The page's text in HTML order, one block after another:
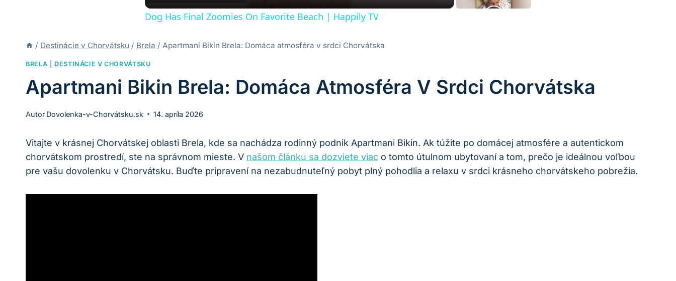
Dog Has Final Zoomies On Favorite Beach | Happily TV
/ Destinácie v Chorvátsku / Brela / Apartmani Bikin Brela: Domáca atmosféra v srdci Chorvátska
BRELA |DESTINÁCIE V CHORVÁTSKU
Apartmani Bikin Brela: Domáca Atmosféra V Srdci Chorvátska
Autor Dovolenka-v-Chorvátsku.sk 14. apríla 2026
Vitajte v krásnej Chorvátskej oblasti Brela, kde sa nachádza rodinný podnik Apartmani Bikin. Ak túžite po domácej atmosfére a autentickom
chorvátskom prostredí, ste na správnom mieste. V našom článku sa dozviete viac o tomto útulnom ubytovaní a tom, prečo je ideálnou voľbou
pre vašu dovolenku v Chorvátsku. Buďte pripravení na nezabudnuteľný pobyt plný pohodlia a relaxu v srdci krásneho chorvátskeho pobrežia.